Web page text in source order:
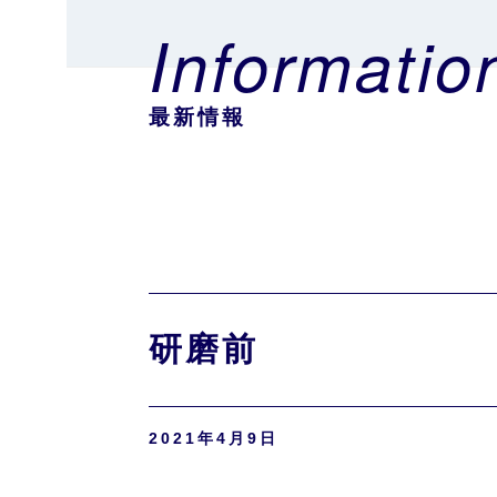
最新情報
研磨前
2021年4月9日